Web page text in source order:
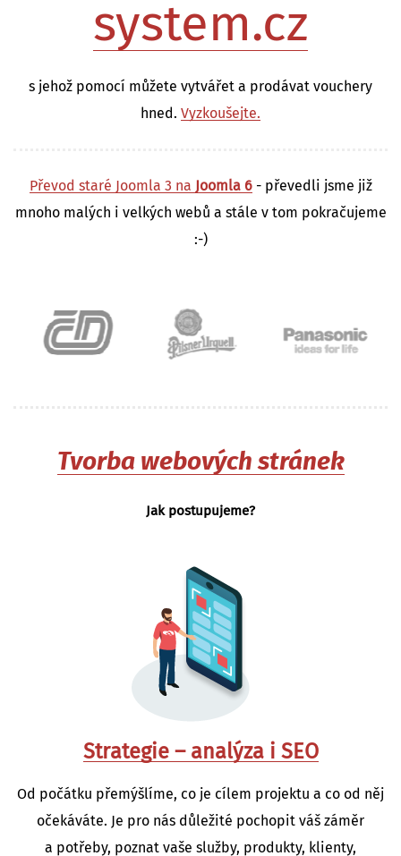
system.cz
s jehož pomocí můžete vytvářet a prodávat vouchery
hned. Vyzkoušejte.
Převod staré Joomla 3 na Joomla 6- převedli jsme již
mnoho malých i velkých webů a stále v tom pokračujeme
:-)
Tvorba webových stránek
Jak postupujeme?
Strategie – analýza i SEO
Od počátku přemýšlíme, co je cílem projektu a co od něj
očekáváte. Je pro nás důležité pochopit váš záměr
a potřeby, poznat vaše služby, produkty, klienty,